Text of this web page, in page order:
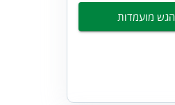
הגש מועמדות